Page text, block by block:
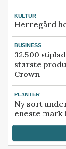
KULTUR
Herregård
BUSINESS
32.500
største
Crown
PLANTER
Ny sort
eneste mark